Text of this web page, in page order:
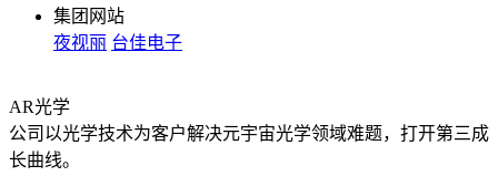
集团网站
夜视丽 台佳电子
AR光学
公司以光学技术为客户解决元宇宙光学领域难题，打开第三成
长曲线。